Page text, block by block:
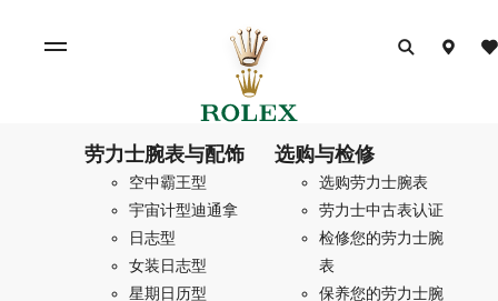
劳力士腕表与配饰
空中霸王型
宇宙计型迪通拿
日志型
女装日志型
星期日历型
选购与检修
选购劳力士腕表
劳力士中古表认证
检修您的劳力士腕
表
保养您的劳力士腕